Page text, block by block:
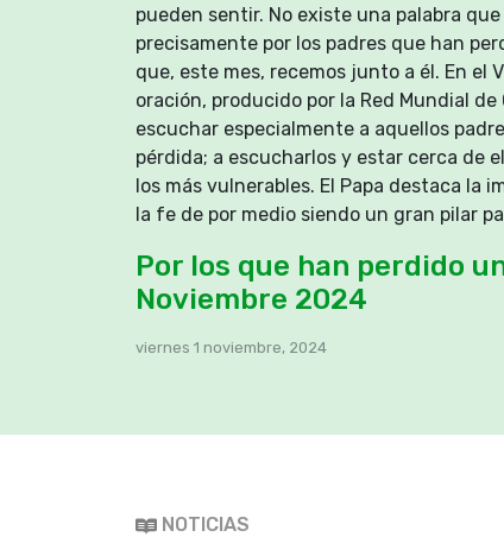
pueden sentir. No existe una palabra
precisamente por los padres que han
que, este mes, recemos junto a él. En el
oración, producido por la Red Mundial
escuchar especialmente a aquellos
pérdida; a escucharlos y estar cerca de
los más vulnerables. El Papa destaca la
la fe de por medio siendo un gran pilar
Por los que han perdido
Noviembre 2024
viernes 1 noviembre, 2024
NOTICIAS